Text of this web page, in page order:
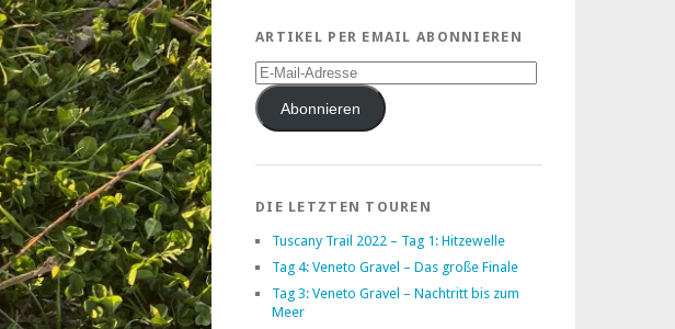
ARTIKEL PER EMAIL ABONNIEREN
E-
Mail-
AdresseAbonnieren
DIE LETZTEN TOUREN
Tuscany Trail 2022 – Tag 1: Hitzewelle
Tag 4: Veneto Gravel – Das große Finale
Tag 3: Veneto Gravel – Nachtritt bis zum
Meer